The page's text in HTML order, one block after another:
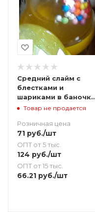
Средний слайм с
блестками и
шариками в баночке
90 гТовар не продается
Розничная цена
71 руб./шт
ОПТ от 5 тыс.
124 руб./шт
ОПТ от 15 тыс.
66.21 руб./шт